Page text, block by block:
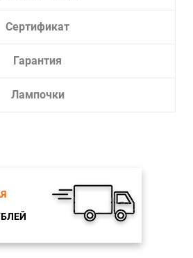
Сертификат
Гарантия
Лампочки